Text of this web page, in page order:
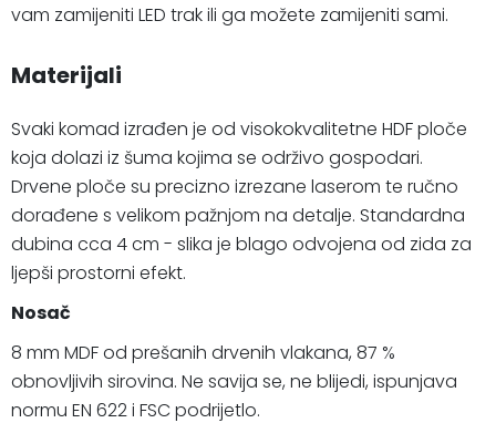
vam zamijeniti LED trak ili ga možete zamijeniti sami.
Materijali
Svaki komad izrađen je od visokokvalitetne HDF ploče
koja dolazi iz šuma kojima se održivo gospodari.
Drvene ploče su precizno izrezane laserom te ručno
dorađene s velikom pažnjom na detalje. Standardna
dubina cca 4 cm - slika je blago odvojena od zida za
ljepši prostorni efekt.
Nosač
8 mm MDF od prešanih drvenih vlakana, 87 %
obnovljivih sirovina. Ne savija se, ne blijedi, ispunjava
normu EN 622 i FSC podrijetlo.